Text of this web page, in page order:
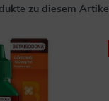
zu diesem Artikel